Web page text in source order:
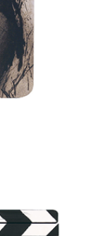
zcela
opuštění
do jemné
nositelky
akci či emoci.
Hřivnáč se stal
prezentovat
vizuálního
existencionální
nových